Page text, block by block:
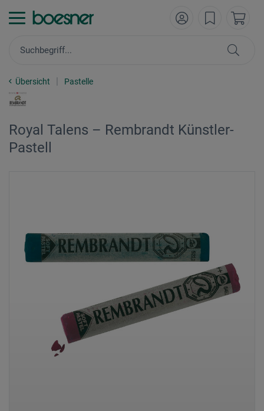
Übersicht Pastelle
Royal Talens – Rembrandt Künstler-
Pastell